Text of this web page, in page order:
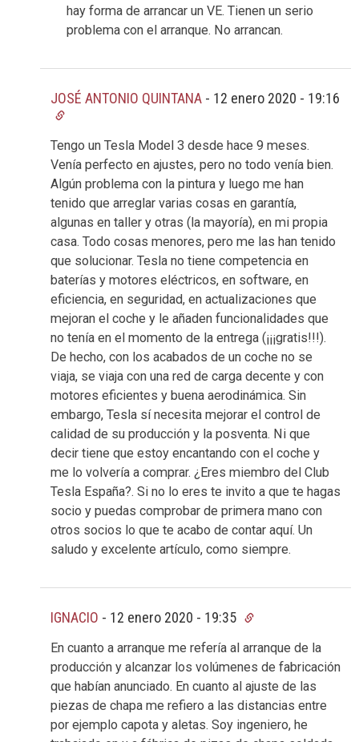
hay forma de arrancar un VE. Tienen un serio
problema con el arranque. No arrancan.
JOSÉ ANTONIO QUINTANA - 12 enero 2020 - 19:16
Tengo un Tesla Model 3 desde hace 9 meses.
Venía perfecto en ajustes, pero no todo venía bien.
Algún problema con la pintura y luego me han
tenido que arreglar varias cosas en garantía,
algunas en taller y otras (la mayoría), en mi propia
casa. Todo cosas menores, pero me las han tenido
que solucionar. Tesla no tiene competencia en
baterías y motores eléctricos, en software, en
eficiencia, en seguridad, en actualizaciones que
mejoran el coche y le añaden funcionalidades que
no tenía en el momento de la entrega (¡¡¡gratis!!!).
De hecho, con los acabados de un coche no se
viaja, se viaja con una red de carga decente y con
motores eficientes y buena aerodinámica. Sin
embargo, Tesla sí necesita mejorar el control de
calidad de su producción y la posventa. Ni que
decir tiene que estoy encantando con el coche y
me lo volvería a comprar. ¿Eres miembro del Club
Tesla España?. Si no lo eres te invito a que te hagas
socio y puedas comprobar de primera mano con
otros socios lo que te acabo de contar aquí. Un
saludo y excelente artículo, como siempre.
IGNACIO - 12 enero 2020 - 19:35
En cuanto a arranque me refería al arranque de la
producción y alcanzar los volúmenes de fabricación
que habían anunciado. En cuanto al ajuste de las
piezas de chapa me refiero a las distancias entre
por ejemplo capota y aletas. Soy ingeniero, he